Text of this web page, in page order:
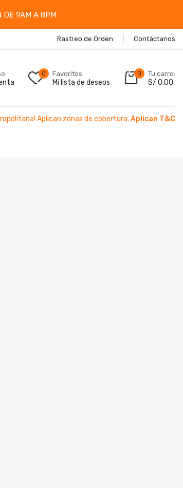
DE 9AM A 8PM
Rastreo de Orden Contáctanos
0 Favoritos
Mi lista de deseos
0 Tu carro:
S/ 0.00
Aplican zonas de cobertura. Aplican T&C